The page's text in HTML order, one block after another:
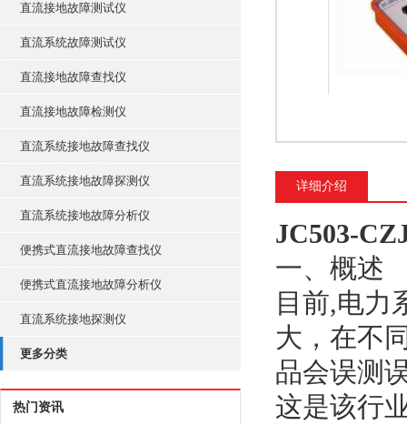
直流接地故障测试仪
直流系统故障测试仪
直流接地故障查找仪
直流接地故障检测仪
直流系统接地故障查找仪
直流系统接地故障探测仪
直流系统接地故障分析仪
便携式直流接地故障查找仪
便携式直流接地故障分析仪
直流系统接地探测仪
更多分类
热门资讯
详细介绍
JC503-
一、概述
目前,电力
大，在不
品会误测
这是该行